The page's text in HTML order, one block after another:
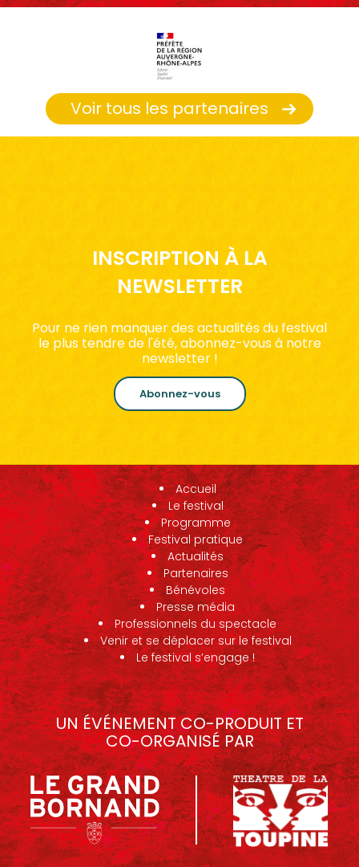
Voir tous les partenaires
INSCRIPTION À LA
NEWSLETTER
Pour ne rien manquer des actualités du festival
le plus tendre de l'été, abonnez-vous à notre
newsletter !
Abonnez-vous
Accueil
Le festival
Programme
Festival pratique
Actualités
Partenaires
Bénévoles
Presse média
Professionnels du spectacle
Venir et se déplacer sur le festival
Le festival s’engage !
UN ÉVÉNEMENT CO-PRODUIT ET
CO-ORGANISÉ PAR